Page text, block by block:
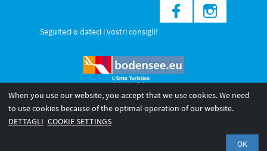
Seguiteci o dateci i vostri consigli!
© 2026 Internationale Bodensee Tourismus GmbH
When you use our website, you accept that we use cookies. We need
to use cookies because of the optimal operation of our website.
DETTAGLI COOKIE SETTINGS
OK